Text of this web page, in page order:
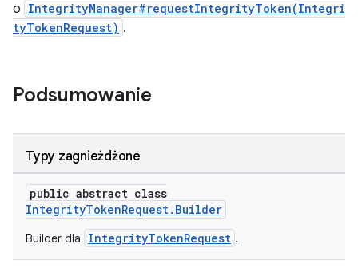
o IntegrityManager#requestIntegrityToken(Integri
tyTokenRequest) .
Podsumowanie
Typy zagnieżdżone
public abstract class
IntegrityTokenRequest.Builder
Builder dla IntegrityTokenRequest .